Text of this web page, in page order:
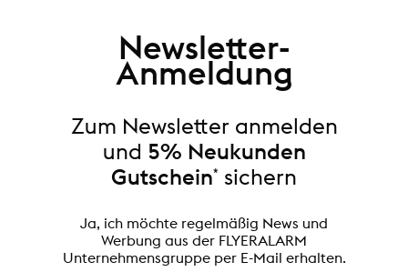
Newsletter-
Anmeldung
Zum Newsletter anmelden
und 5% Neukunden
Gutschein* sichern
Ja, ich möchte regelmäßig News und
Werbung aus der FLYERALARM
Unternehmensgruppe per E-Mail erhalten.